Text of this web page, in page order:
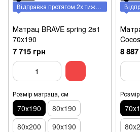
Відправка протягом 2х тижнів
Матрац BRAVE spring 2в1
70х190
7 715 грн
Розмір матраца, см
70х190
80x190
80x200
90x190
8